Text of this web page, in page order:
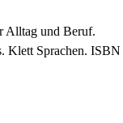
Alltag und Beruf.
Klett Sprachen. ISBN